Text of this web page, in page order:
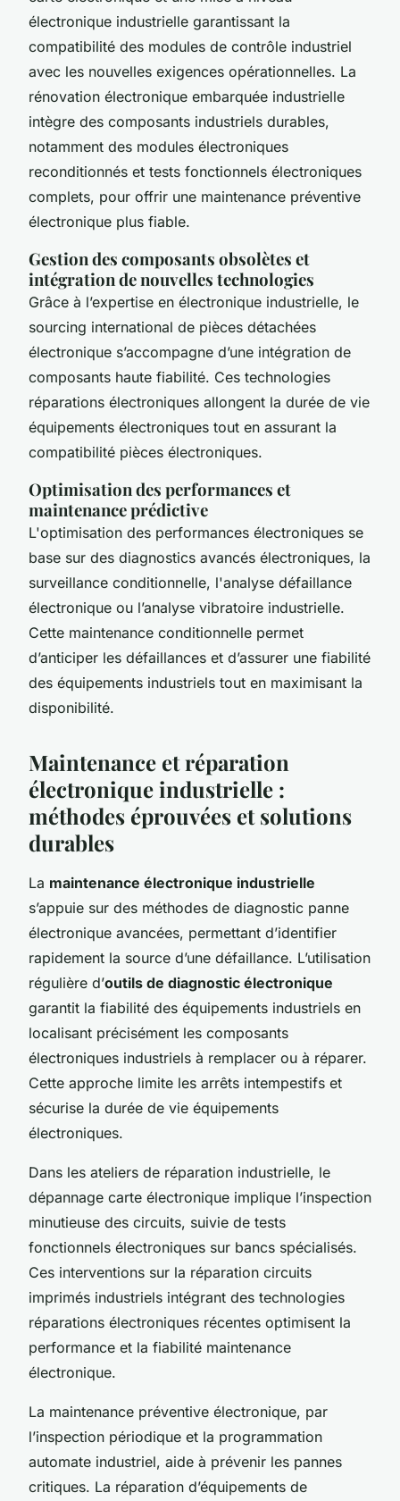
électronique industrielle garantissant la
compatibilité des modules de contrôle industriel
avec les nouvelles exigences opérationnelles. La
rénovation électronique embarquée industrielle
intègre des composants industriels durables,
notamment des modules électroniques
reconditionnés et tests fonctionnels électroniques
complets, pour offrir une maintenance préventive
électronique plus fiable.
Gestion des composants obsolètes et
intégration de nouvelles technologies
Grâce à l’expertise en électronique industrielle, le
sourcing international de pièces détachées
électronique s’accompagne d’une intégration de
composants haute fiabilité. Ces technologies
réparations électroniques allongent la durée de vie
équipements électroniques tout en assurant la
compatibilité pièces électroniques.
Optimisation des performances et
maintenance prédictive
L'optimisation des performances électroniques se
base sur des diagnostics avancés électroniques, la
surveillance conditionnelle, l'analyse défaillance
électronique ou l’analyse vibratoire industrielle.
Cette maintenance conditionnelle permet
d’anticiper les défaillances et d’assurer une fiabilité
des équipements industriels tout en maximisant la
disponibilité.
Maintenance et réparation
électronique industrielle :
méthodes éprouvées et solutions
durables
La maintenance électronique industrielle
s’appuie sur des méthodes de diagnostic panne
électronique avancées, permettant d’identifier
rapidement la source d’une défaillance. L’utilisation
régulière d’outils de diagnostic électronique
garantit la fiabilité des équipements industriels en
localisant précisément les composants
électroniques industriels à remplacer ou à réparer.
Cette approche limite les arrêts intempestifs et
sécurise la durée de vie équipements
électroniques.
Dans les ateliers de réparation industrielle, le
dépannage carte électronique implique l’inspection
minutieuse des circuits, suivie de tests
fonctionnels électroniques sur bancs spécialisés.
Ces interventions sur la réparation circuits
imprimés industriels intégrant des technologies
réparations électroniques récentes optimisent la
performance et la fiabilité maintenance
électronique.
La maintenance préventive électronique, par
l’inspection périodique et la programmation
automate industriel, aide à prévenir les pannes
critiques. La réparation d’équipements de